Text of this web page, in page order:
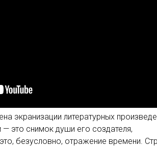
экранизации литературных
это снимок души его создателя,
безусловно, отражение времени.